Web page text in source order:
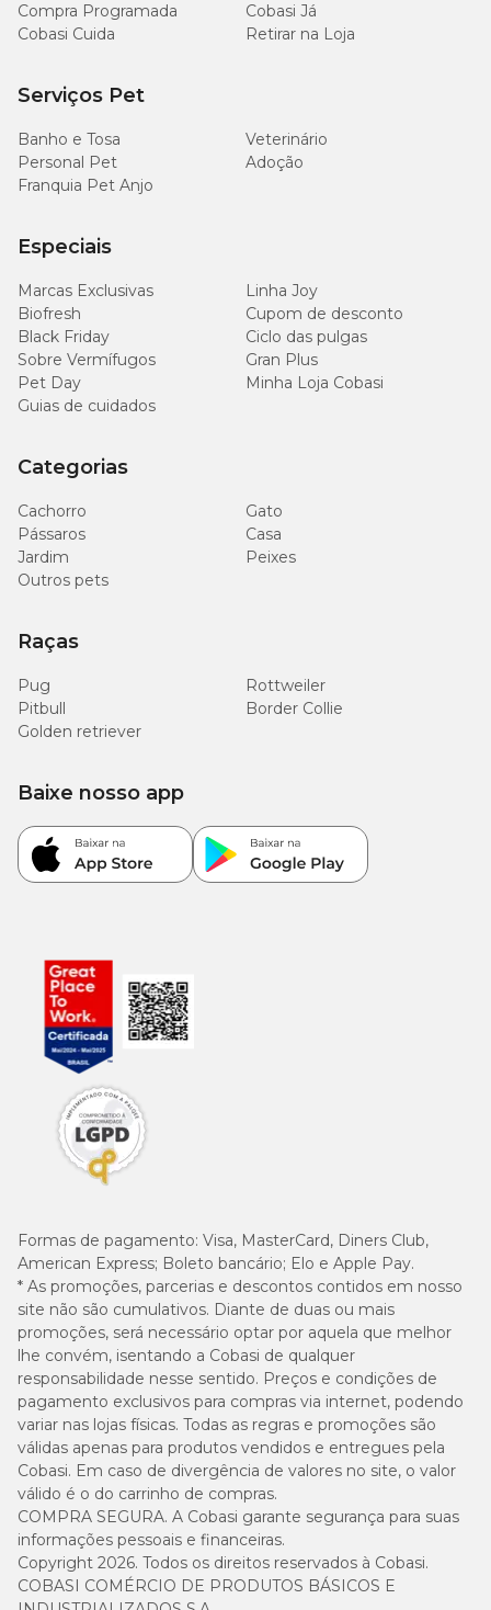
Compra Programada
Cobasi Já
Cobasi Cuida
Retirar na Loja
Serviços Pet
Banho e Tosa
Veterinário
Personal Pet
Adoção
Franquia Pet Anjo
Especiais
Marcas Exclusivas
Linha Joy
Biofresh
Cupom de desconto
Black Friday
Ciclo das pulgas
Sobre Vermífugos
Gran Plus
Pet Day
Minha Loja Cobasi
Guias de cuidados
Categorias
Cachorro
Gato
Pássaros
Casa
Jardim
Peixes
Outros pets
Raças
Pug
Rottweiler
Pitbull
Border Collie
Golden retriever
Formas de pagamento: Visa, MasterCard, Diners Club,
American Express; Boleto bancário; Elo e Apple Pay.
* As promoções, parcerias e descontos contidos em nosso
site não são cumulativos. Diante de duas ou mais
promoções, será necessário optar por aquela que melhor
lhe convém, isentando a Cobasi de qualquer
responsabilidade nesse sentido. Preços e condições de
pagamento exclusivos para compras via internet, podendo
variar nas lojas físicas. Todas as regras e promoções são
válidas apenas para produtos vendidos e entregues pela
Cobasi. Em caso de divergência de valores no site, o valor
válido é o do carrinho de compras.
COMPRA SEGURA. A Cobasi garante segurança para suas
informações pessoais e financeiras.
Copyright 2026. Todos os direitos reservados à Cobasi.
COBASI COMÉRCIO DE PRODUTOS BÁSICOS E
Baixe nosso app